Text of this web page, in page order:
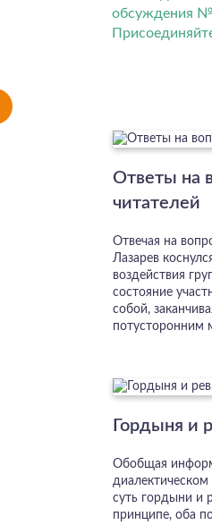
Ответы на
читателей
Отвечая на
Лазарев
воздействия
состояние
собой,
потусторонним
Гордыня и
Обобщая
суть гордыни и
принципе, оба